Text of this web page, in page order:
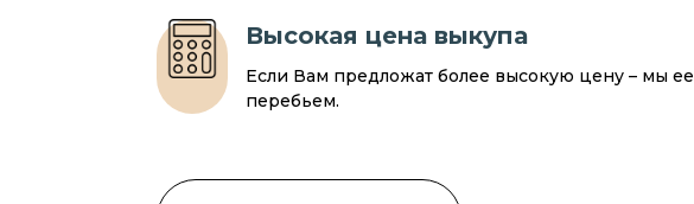
Высокая цена выкупа
Если Вам предложат более высокую цену – мы ее
перебьем.